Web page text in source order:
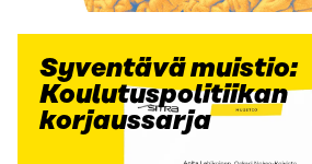
Syventävä muistio:
Koulutuspolitiikan
korjaussarja